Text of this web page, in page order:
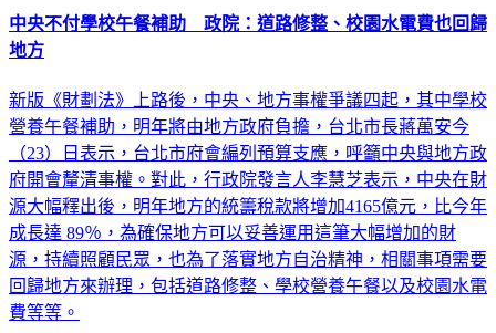
中央不付學校午餐補助 政院：道路修整、校園水電費也回歸
地方
新版《財劃法》上路後，中央、地方事權爭議四起，其中學校
營養午餐補助，明年將由地方政府負擔，台北市長蔣萬安今
（23）日表示，台北市府會編列預算支應，呼籲中央與地方政
府開會釐清事權。對此，行政院發言人李慧芝表示，中央在財
源大幅釋出後，明年地方的統籌稅款將增加4165億元，比今年
成長達 89％，為確保地方可以妥善運用這筆大幅增加的財
源，持續照顧民眾，也為了落實地方自治精神，相關事項需要
回歸地方來辦理，包括道路修整、學校營養午餐以及校園水電
費等等。